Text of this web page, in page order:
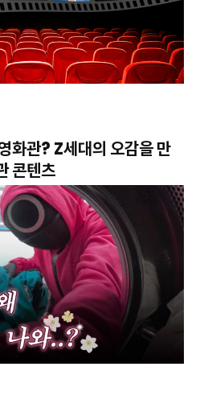
화관? Z세대의 오감을 만
콘텐츠